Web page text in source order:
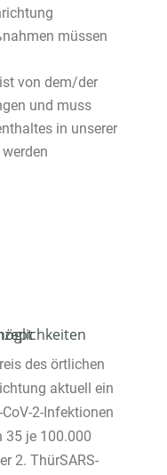
müssen
von dem/der
und muss
in unserer
des örtlichen
aktuell ein
2-Infektionen
35 je 100.000
2. ThürSARS-